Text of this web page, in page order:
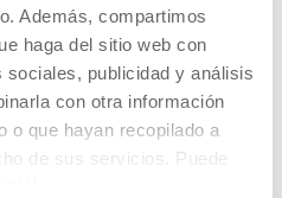
Además, compartimos
haga del sitio web con
publicidad y análisis
con otra información
o que hayan recopilado a
de sus servicios. Puede